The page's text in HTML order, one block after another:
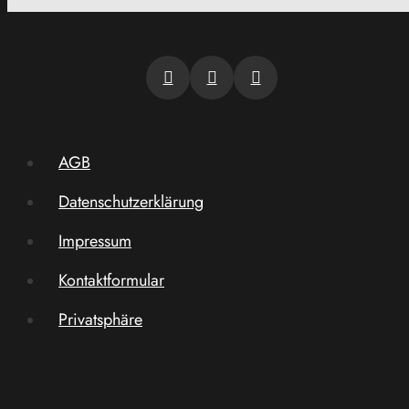
AGB
Datenschutzerklärung
Impressum
Kontaktformular
Privatsphäre